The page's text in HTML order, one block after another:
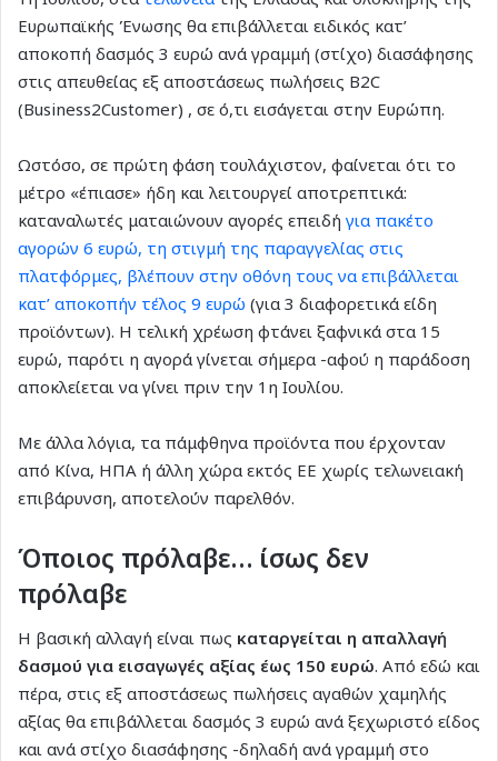
Ευρωπαϊκής Ένωσης θα επιβάλλεται ειδικός κατ’
αποκοπή δασμός 3 ευρώ ανά γραμμή (στίχο) διασάφησης
στις απευθείας εξ αποστάσεως πωλήσεις B2C
(Business2Customer) , σε ό,τι εισάγεται στην Ευρώπη.
Ωστόσο, σε πρώτη φάση τουλάχιστον, φαίνεται ότι το
μέτρο «έπιασε» ήδη και λειτουργεί αποτρεπτικά:
καταναλωτές ματαιώνουν αγορές επειδή για πακέτο
αγορών 6 ευρώ, τη στιγμή της παραγγελίας στις
πλατφόρμες, βλέπουν στην οθόνη τους να επιβάλλεται
κατ’ αποκοπήν τέλος 9 ευρώ (για 3 διαφορετικά είδη
προϊόντων). Η τελική χρέωση φτάνει ξαφνικά στα 15
ευρώ, παρότι η αγορά γίνεται σήμερα -αφού η παράδοση
αποκλείεται να γίνει πριν την 1η Ιουλίου.
Με άλλα λόγια, τα πάμφθηνα προϊόντα που έρχονταν
από Κίνα, ΗΠΑ ή άλλη χώρα εκτός ΕΕ χωρίς τελωνειακή
επιβάρυνση, αποτελούν παρελθόν.
Όποιος πρόλαβε… ίσως δεν
πρόλαβε
Η βασική αλλαγή είναι πως καταργείται η απαλλαγή
δασμού για εισαγωγές αξίας έως 150 ευρώ. Από εδώ και
πέρα, στις εξ αποστάσεως πωλήσεις αγαθών χαμηλής
αξίας θα επιβάλλεται δασμός 3 ευρώ ανά ξεχωριστό είδος
και ανά στίχο διασάφησης -δηλαδή ανά γραμμή στο